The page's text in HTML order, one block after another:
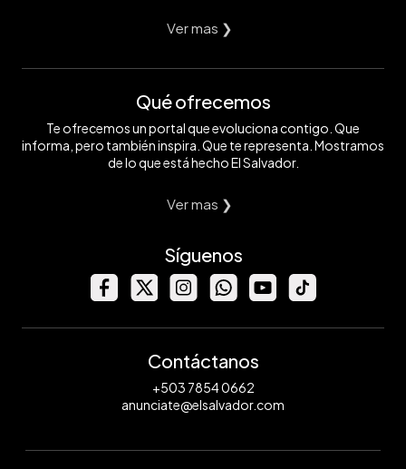
Ver mas ❯
Qué ofrecemos
Te ofrecemos un portal que evoluciona contigo. Que
informa, pero también inspira. Que te representa. Mostramos
de lo que está hecho El Salvador.
Ver mas ❯
Síguenos
Contáctanos
+503 7854 0662
anunciate@elsalvador.com